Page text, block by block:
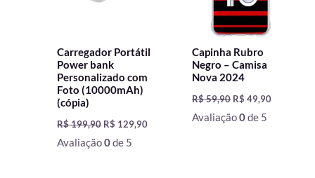
Carregador Portátil
Power bank
Personalizado com
Foto (10000mAh)
(cópia)
R$199,90 R$ 129,90
Avaliação0de 5
Capinha Rubro
Negro – Camisa
Nova 2024
R$59,90 R$ 49,90
Avaliação0de 5